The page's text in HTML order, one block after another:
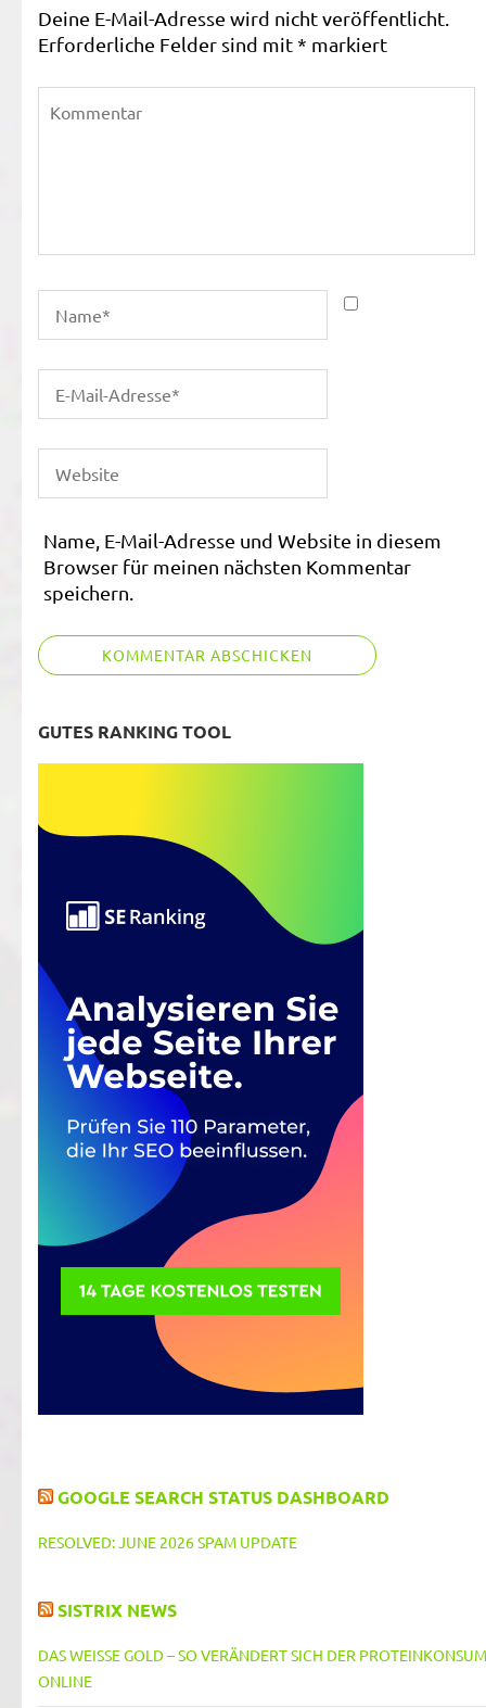
Deine E-Mail-Adresse wird nicht veröffentlicht.
Erforderliche Felder sind mit* markiert
Name, E-Mail-Adresse und Website in diesem
Browser für meinen nächsten Kommentar
speichern.
GUTES RANKING TOOL
GOOGLE SEARCH STATUS DASHBOARD
RESOLVED: JUNE 2026 SPAM UPDATE
SISTRIX NEWS
DAS WEISSE GOLD – SO VERÄNDERT SICH DER PROTEINKONSUM O
NLINE